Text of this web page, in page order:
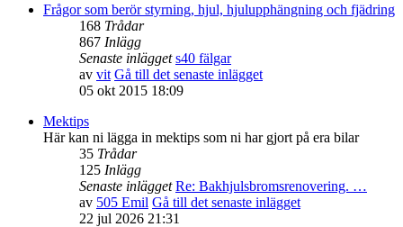
Frågor som berör styrning, hjul, hjulupphängning och fjädring
168 Trådar
867 Inlägg
Senaste inlägget s40 fälgar
av vit Gå till det senaste inlägget
05 okt 2015 18:09
Mektips
Här kan ni lägga in mektips som ni har gjort på era bilar
35 Trådar
125 Inlägg
Senaste inlägget Re: Bakhjulsbromsrenovering. …
av 505 Emil Gå till det senaste inlägget
22 jul 2026 21:31